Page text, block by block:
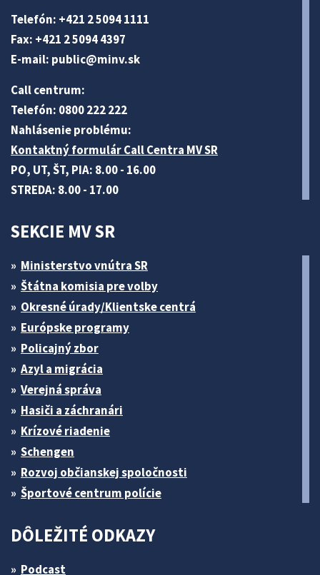
Telefón: +421 2 5094 1111
Fax: +421 2 5094 4397
E-mail: public@minv.sk
Call centrum:
Telefón: 0800 222 222
Nahlásenie problému:
Kontaktný formulár Call Centra MV SR
PO, UT, ŠT, PIA: 8.00 - 16.00
STREDA: 8.00 - 17.00
SEKCIE MV SR
Ministerstvo vnútra SR
Štátna komisia pre volby
Okresné úrady/Klientske centrá
Európske programy
Policajný zbor
Azyl a migrácia
Verejná správa
Hasiči a záchranári
Krízové riadenie
Schengen
Rozvoj občianskej spoločnosti
Športové centrum polície
DÔLEŽITÉ ODKAZY
Podcast